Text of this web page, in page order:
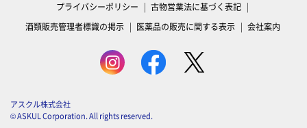
プライバシーポリシー
古物営業法に基づく表記
酒類販売管理者標識の掲示
医薬品の販売に関する表示 会社案内
アスクル株式会社
© ASKUL Corporation. All rights reserved.